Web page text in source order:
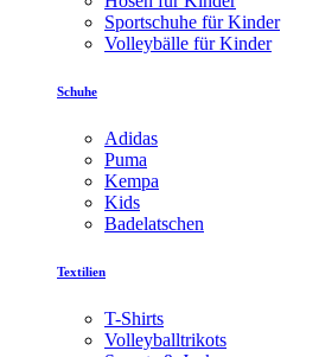
Sportschuhe für Kinder
Volleybälle für Kinder
Schuhe
Adidas
Puma
Kempa
Kids
Badelatschen
Textilien
T-Shirts
Volleyballtrikots